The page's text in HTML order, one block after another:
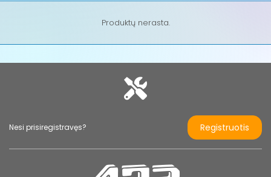
Produktų nerasta.
Nesi prisiregistravęs? Registruotis